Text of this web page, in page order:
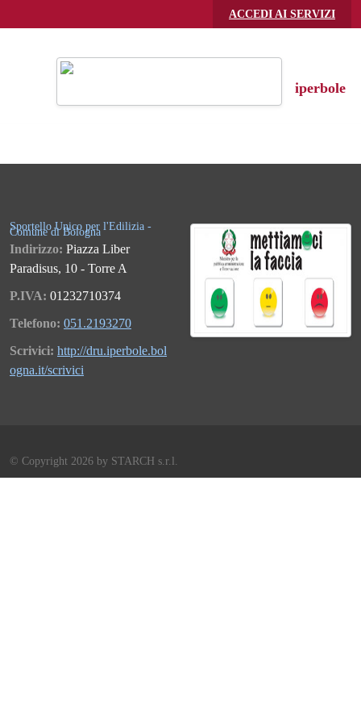
ACCEDI AI SERVIZI
iperbole
Sportello Unico per l'Edilizia -
Comune di Bologna
Indirizzo: Piazza Liber
Paradisus, 10 - Torre A
P.IVA: 01232710374
Telefono: 051.2193270
Scrivici: http://dru.iperbole.bol
ogna.it/scrivici
© Copyright 2026 by STARCH s.r.l.